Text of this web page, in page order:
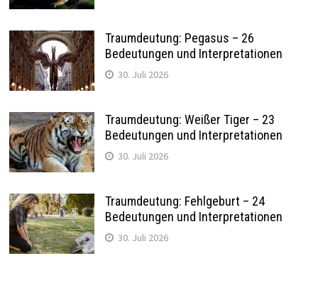
Traumdeutung: Pegasus – 26
Bedeutungen und Interpretationen
30. Juli 2026
Traumdeutung: Weißer Tiger – 23
Bedeutungen und Interpretationen
30. Juli 2026
Traumdeutung: Fehlgeburt – 24
Bedeutungen und Interpretationen
30. Juli 2026